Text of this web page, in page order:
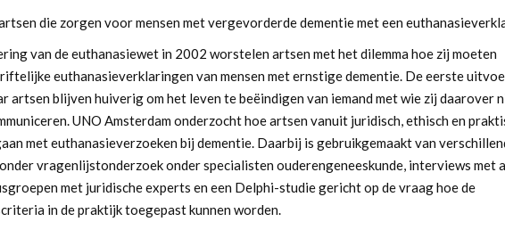
die zorgen voor mensen met vergevorderde dementie met een
van de euthanasiewet in 2002 worstelen artsen met het dilemma hoe zij moeten
euthanasieverklaringen van mensen met ernstige dementie. De eerste
artsen blijven huiverig om het leven te beëindigen van iemand met wie zij daarover
UNO Amsterdam onderzocht hoe artsen vanuit juridisch, ethisch en
met euthanasieverzoeken bij dementie. Daarbij is gebruikgemaakt van
vragenlijstonderzoek onder specialisten ouderengeneeskunde, interviews met
met juridische experts en een Delphi-studie gericht op de vraag hoe de
in de praktijk toegepast kunnen worden.